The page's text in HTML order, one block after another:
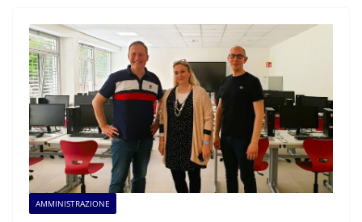
AMMINISTRAZIONE